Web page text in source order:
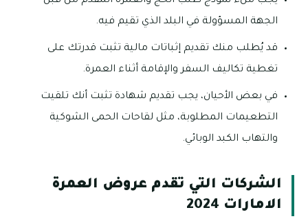
الجهة المسؤولة في البلد الذي تقيم فيه.
قد يُطلب منك تقديم إثباتات مالية تثبت قدرتك على
تغطية تكاليف السفر والإقامة أثناء العمرة.
في بعض الأحيان، يجب تقديم شهادة تثبت أنك تلقيت
التطعيمات المطلوبة، مثل لقاحات الحمى الشوكية
والتهاب الكبد الوبائي.
الشركات التي تقدم عروض العمرة
الامارات 2024